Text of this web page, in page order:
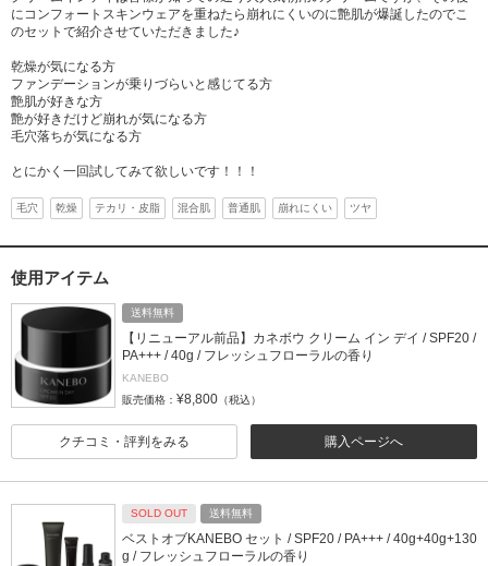
にコンフォートスキンウェアを重ねたら崩れにくいのに艶肌が爆誕したのでこ
のセットで紹介させていただきました♪
乾燥が気になる方
ファンデーションが乗りづらいと感じてる方
艶肌が好きな方
艶が好きだけど崩れが気になる方
毛穴落ちが気になる方
とにかく一回試してみて欲しいです！！！
毛穴 乾燥 テカリ・皮脂 混合肌 普通肌 崩れにくい ツヤ
使用アイテム
送料無料
【リニューアル前品】カネボウ クリーム イン デイ / SPF20 /
PA+++ / 40g / フレッシュフローラルの香り
KANEBO
販売価格： ¥8,800 （税込）
購入ページへ
クチコミ・評判をみる
SOLD OUT 送料無料
ベストオブKANEBO セット / SPF20 / PA+++ / 40g+40g+130
g / フレッシュフローラルの香り